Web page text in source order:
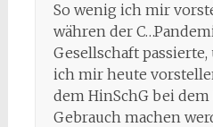
So wenig ich mir
währen der
Gesellschaft
ich mir heute
dem HinSchG bei
Gebrauch machen